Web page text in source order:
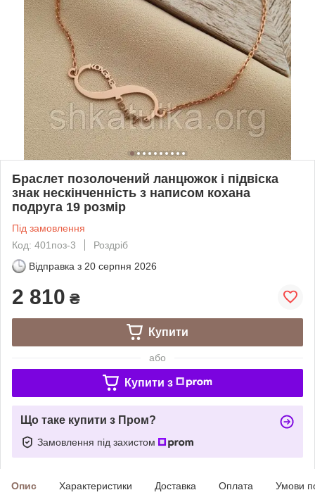
Браслет позолочений ланцюжок і підвіска
знак нескінченність з написом кохана
подруга 19 розмір
Під замовлення
Код: 401поз-3
Роздріб
Відправка з 20 серпня 2026
2 810 ₴
Купити
або
Купити з
Що таке купити з Пром?
Замовлення під захистом
Опис Характеристики Доставка Оплата Умови